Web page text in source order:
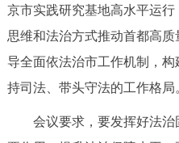
中介服务 阳
12345网上接诉即办
京市实践研究基地高水平运
思维和法治方式推动首都高
导全面依法治市工作机制，
持司法、带头守法的工作格局
会议要求，要发挥好法治